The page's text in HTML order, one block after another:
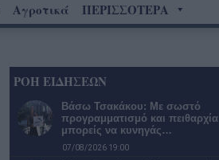
Αγροτικά ΠΕΡΙΣΣΟΤΕΡΑ
ΡΟΗ ΕΙΔΗΣΕΩΝ
Βάσω Τσακάκου: Με σωστό
προγραμματισμό και πειθαρχία
μπορείς να κυνηγάς…
07/08/2026 19:00